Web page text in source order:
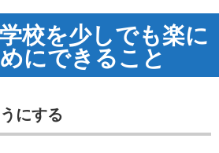
校を少しでも楽に
にできること
にする